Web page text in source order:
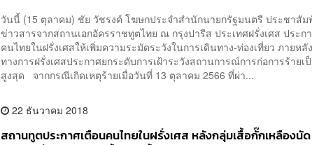
วันนี้ (15 ตุลาคม) ชัย วัชรงค์ โฆษกประจำสำนักนายกรัฐมนตรี ประชาสัม
ข่าวสารจากสถานเอกอัครราชทูตไทย ณ กรุงปารีส ประเทศฝรั่งเศส ประก
คนไทยในฝรั่งเศสให้เพิ่มความระมัดระวังในการเดินทาง-ท่องเที่ยว ภายหลัง
ทางการฝรั่งเศสประกาศยกระดับการเฝ้าระวังสถานการณ์การก่อการร้ายเ
สูงสุด จากกรณีเกิดเหตุร้ายเมื่อวันที่ 13 ตุลาคม 2566 ที่ผ่า...
22 ธันวาคม 2018
สถานทูตประกาศเตือนคนไทยในฝรั่งเศส หลังกลุ่มเสื้อกั๊กเหลืองนัด